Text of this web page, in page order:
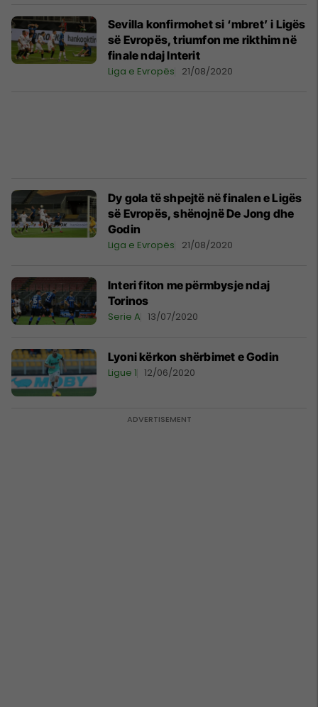
Sevilla konfirmohet si ‘mbret’ i Ligës
së Evropës, triumfon me rikthim në
finale ndaj Interit
Liga e Evropës 21/08/2020
Dy gola të shpejtë në finalen e Ligës
së Evropës, shënojnë De Jong dhe
Godin
Liga e Evropës 21/08/2020
Interi fiton me përmbysje ndaj
Torinos
Serie A 13/07/2020
Lyoni kërkon shërbimet e Godin
Ligue 1 12/06/2020